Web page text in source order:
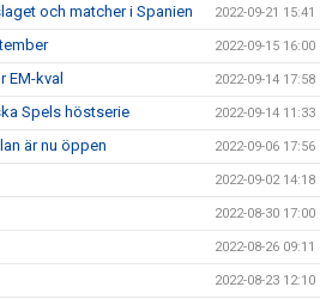
och matcher i Spanien 2022-09-21 15:41
2022-09-15 16:00
EM-kval 2022-09-14 17:58
Spels höstserie 2022-09-14 11:33
är nu öppen 2022-09-06 17:56
2022-09-02 14:18
2022-08-30 17:00
2022-08-26 09:11
2022-08-23 12:10